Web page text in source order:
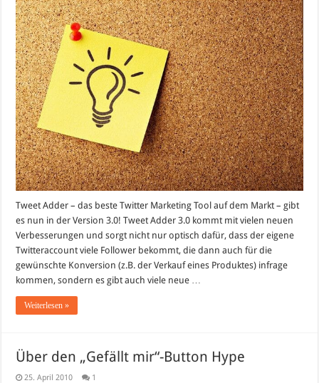
Adder
3
ist
da
–
Viele
neue
Follower
bekommen!
Tweet Adder – das beste Twitter Marketing Tool auf dem Markt – gibt
es nun in der Version 3.0! Tweet Adder 3.0 kommt mit vielen neuen
Verbesserungen und sorgt nicht nur optisch dafür, dass der eigene
Twitteraccount viele Follower bekommt, die dann auch für die
gewünschte Konversion (z.B. der Verkauf eines Produktes) infrage
kommen, sondern es gibt auch viele neue …
Weiterlesen »
Über den „Gefällt mir“-Button Hype
25. April 2010 1